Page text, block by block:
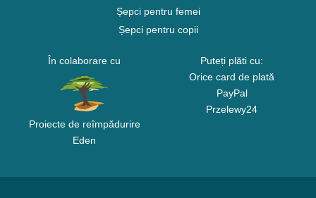
Șepci pentru femei
Șepci pentru copii
În colaborare cu
Proiecte de reîmpădurire
Eden
Puteți plăti cu:
Orice card de plată
PayPal
Przelewy24